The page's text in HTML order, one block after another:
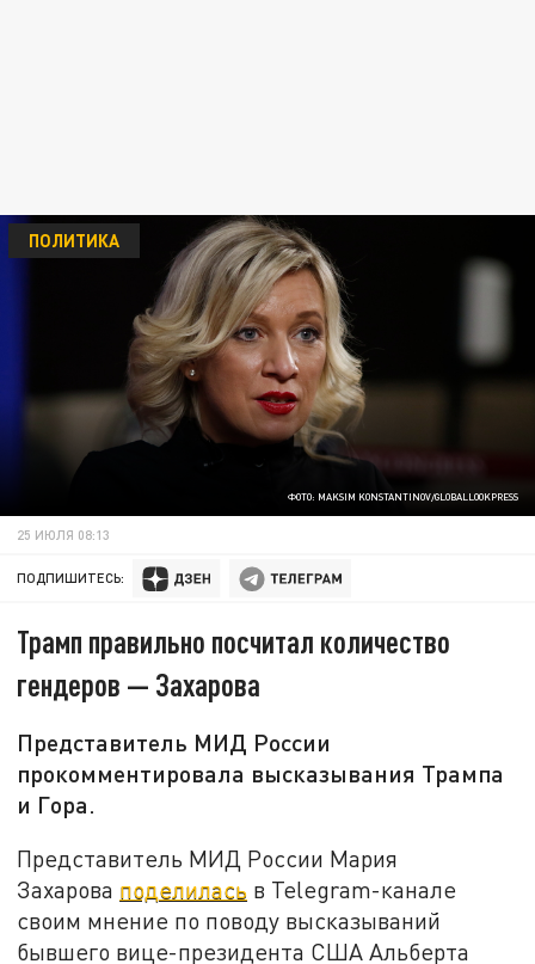
ФОТО: MAKSIM KONSTANTINOV/GLOBALLOOKPRESS
ПОЛИТИКА
25 ИЮЛЯ 08:13
ПОДПИШИТЕСЬ:
Трамп правильно посчитал количество
гендеров — Захарова
Представитель МИД России
прокомментировала высказывания Трампа
и Гора.
Представитель МИД России Мария
Захарова поделилась в Telegram-канале
своим мнение по поводу высказываний
бывшего вице-президента США Альберта